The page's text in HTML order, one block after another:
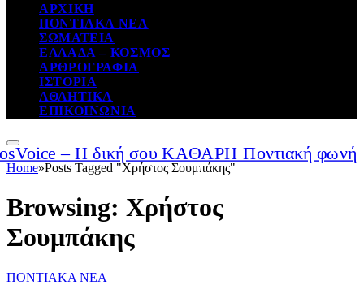
ΑΡΧΙΚΗ
ΠΟΝΤΙΑΚΑ ΝΕΑ
ΣΩΜΑΤΕΙΑ
ΕΛΛΑΔΑ – ΚΟΣΜΟΣ
ΑΡΘΡΟΓΡΑΦΙΑ
ΙΣΤΟΡΙΑ
ΑΘΛΗΤΙΚΑ
ΕΠΙΚΟΙΝΩΝΙΑ
Home»Posts Tagged "Χρήστος Σουμπάκης"
Browsing: Χρήστος
Σουμπάκης
ΠΟΝΤΙΑΚΑ ΝΕΑ